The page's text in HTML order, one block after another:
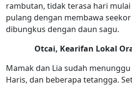
rambutan, tidak terasa hari
pulang dengan membawa
dibungkus dengan daun sagu.
Otcai, Kearifan Lokal
Mamak dan Lia sudah
Haris, dan beberapa tetangga.